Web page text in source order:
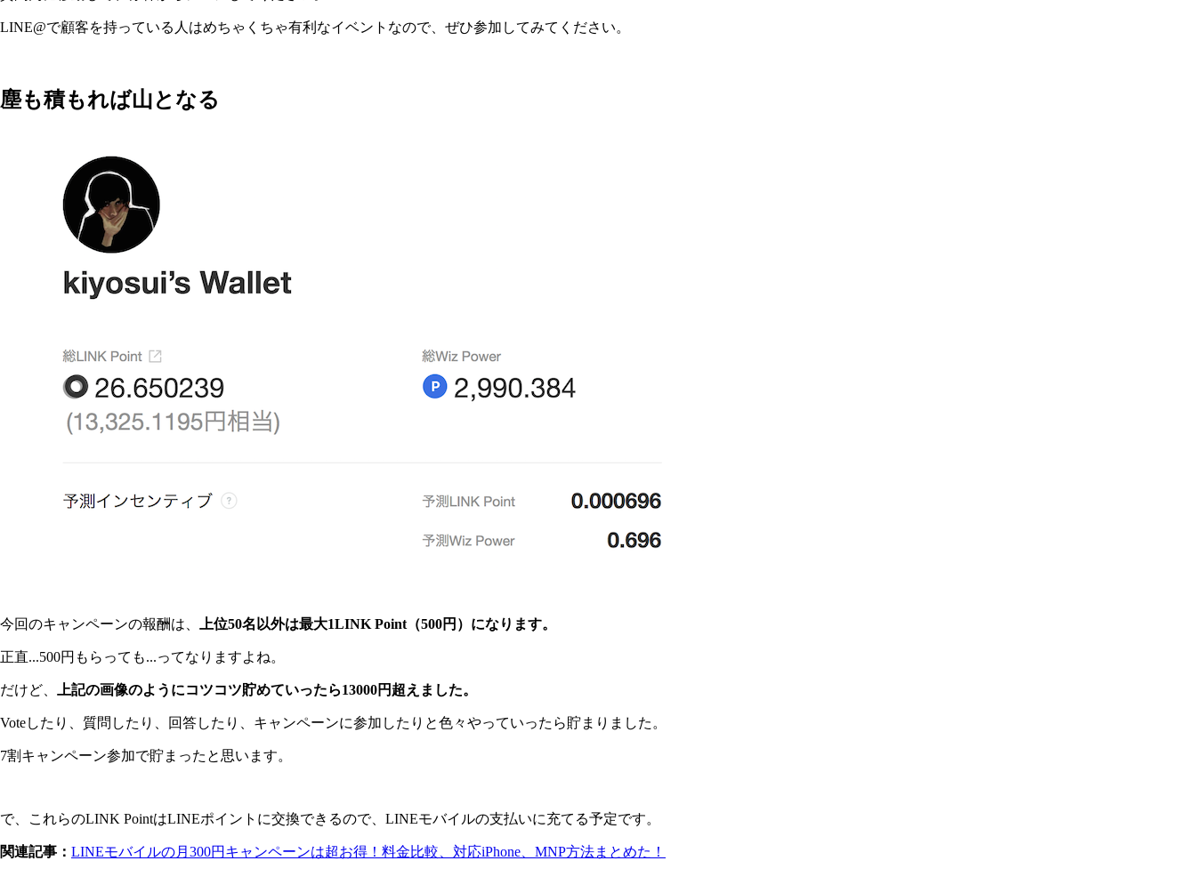
LINE@で顧客を持っている人はめちゃくちゃ有利なイベントなので、ぜひ参加してみてください。
塵も積もれば山となる
今回のキャンペーンの報酬は、 上位50名以外は最大1LINK Point（500円）になります。
正直...500円もらっても...ってなりますよね。
だけど、 上記の画像のようにコツコツ貯めていったら13000円超えました。
Voteしたり、質問したり、回答したり、キャンペーンに参加したりと色々やっていったら貯まりました。
7割キャンペーン参加で貯まったと思います。
で、これらのLINK PointはLINEポイントに交換できるので、LINEモバイルの支払いに充てる予定です。
関連記事： LINEモバイルの月300円キャンペーンは超お得！料金比較、対応iPhone、MNP方法まとめた！